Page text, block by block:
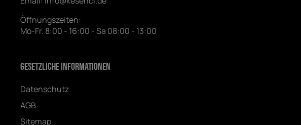
Öffnungszeiten:
Mo-Fr. 8:00 - 16:00 - Sa 08:00 - 13:00
Gesetzliche Informationen
Datenschutz
AGB
Sitemap